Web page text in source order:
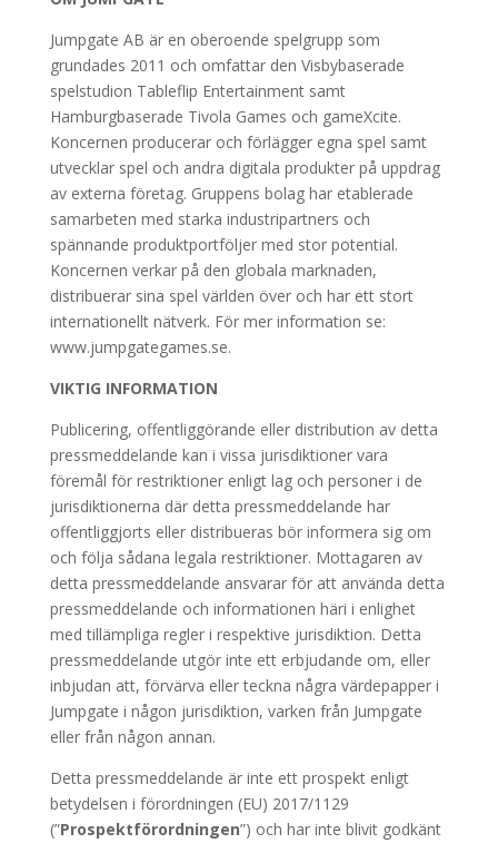
Jumpgate AB är en oberoende spelgrupp som
grundades 2011 och omfattar den Visbybaserade
spelstudion Tableflip Entertainment samt
Hamburgbaserade Tivola Games och gameXcite.
Koncernen producerar och förlägger egna spel samt
utvecklar spel och andra digitala produkter på uppdrag
av externa företag. Gruppens bolag har etablerade
samarbeten med starka industripartners och
spännande produktportföljer med stor potential.
Koncernen verkar på den globala marknaden,
distribuerar sina spel världen över och har ett stort
internationellt nätverk. För mer information se:
www.jumpgategames.se.
VIKTIG INFORMATION
Publicering, offentliggörande eller distribution av detta
pressmeddelande kan i vissa jurisdiktioner vara
föremål för restriktioner enligt lag och personer i de
jurisdiktionerna där detta pressmeddelande har
offentliggjorts eller distribueras bör informera sig om
och följa sådana legala restriktioner. Mottagaren av
detta pressmeddelande ansvarar för att använda detta
pressmeddelande och informationen häri i enlighet
med tillämpliga regler i respektive jurisdiktion. Detta
pressmeddelande utgör inte ett erbjudande om, eller
inbjudan att, förvärva eller teckna några värdepapper i
Jumpgate i någon jurisdiktion, varken från Jumpgate
eller från någon annan.
Detta pressmeddelande är inte ett prospekt enligt
betydelsen i förordningen (EU) 2017/1129
(”Prospektförordningen”) och har inte blivit godkänt